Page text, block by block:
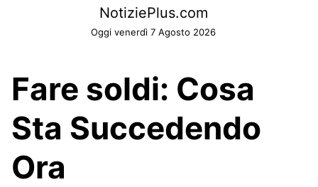
NotiziePlus.com
Oggi venerdì 7 Agosto 2026
Fare soldi: Cosa
Sta Succedendo
Ora